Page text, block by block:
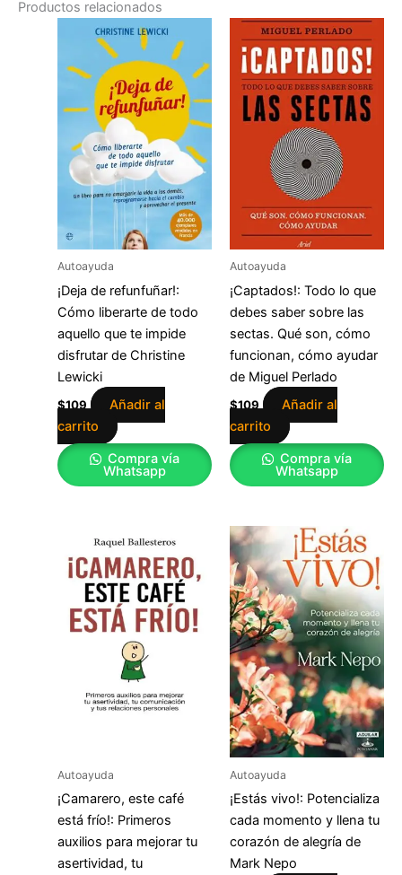
Productos relacionados
Autoayuda
¡Deja de refunfuñar!:
Cómo liberarte de todo
aquello que te impide
disfrutar de Christine
Lewicki
$109
Añadir al
carrito
Compra vía
Whatsapp
Autoayuda
¡Captados!: Todo lo que
debes saber sobre las
sectas. Qué son, cómo
funcionan, cómo ayudar
de Miguel Perlado
$109
Añadir al
carrito
Compra vía
Whatsapp
Autoayuda
¡Camarero, este café
está frío!: Primeros
auxilios para mejorar tu
asertividad, tu
Autoayuda
¡Estás vivo!: Potencializa
cada momento y llena tu
corazón de alegría de
Mark Nepo